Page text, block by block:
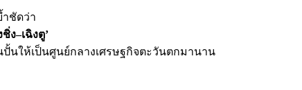
ชัดว่า
ง–เฉิงตู’
นให้เป็นศูนย์กลางเศรษฐกิจตะวันตกมานาน